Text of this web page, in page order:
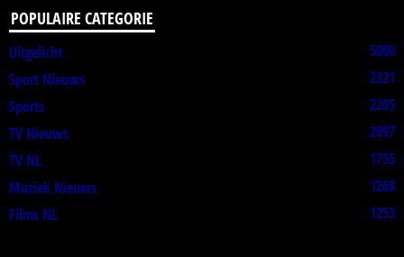
POPULAIRE CATEGORIE
Uitgelicht
5000
Sport Nieuws
2321
Sports
2205
TV Nieuws
2097
TV NL
1755
Muziek Nieuws
1268
Films NL
1253